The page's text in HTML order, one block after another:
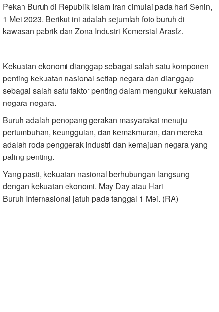
Pekan Buruh di Republik Islam Iran dimulai pada hari Senin,
1 Mei 2023. Berikut ini adalah sejumlah foto buruh di
kawasan pabrik dan Zona Industri Komersial Arasfz.
Kekuatan ekonomi dianggap sebagai salah satu komponen
penting kekuatan nasional setiap negara dan dianggap
sebagai salah satu faktor penting dalam mengukur kekuatan
negara-negara.
Buruh adalah penopang gerakan masyarakat menuju
pertumbuhan, keunggulan, dan kemakmuran, dan mereka
adalah roda penggerak industri dan kemajuan negara yang
paling penting.
Yang pasti, kekuatan nasional berhubungan langsung
dengan kekuatan ekonomi. May Day atau Hari
Buruh Internasional jatuh pada tanggal 1 Mei. (RA)